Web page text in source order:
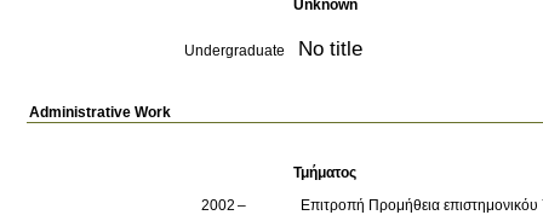
Unknown
Undergraduate No title
Administrative Work
Τμήματος
2002
Επιτροπή Προμήθεια επιστημονικόυ